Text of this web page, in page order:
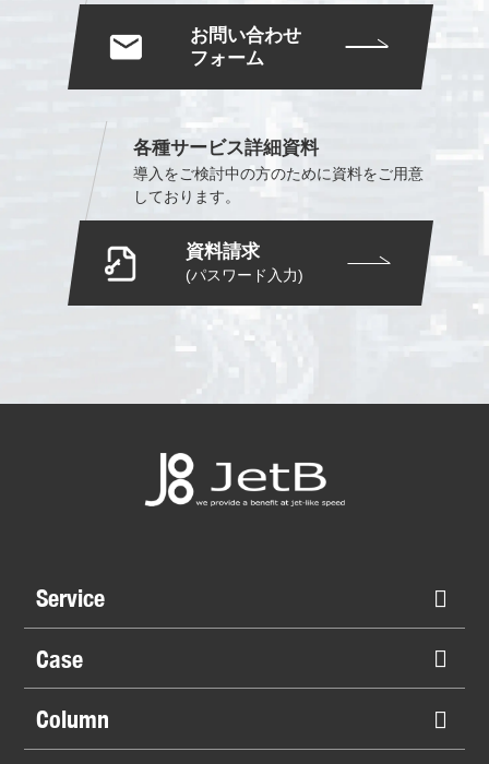
お問い合わせ
フォーム
各種サービス詳細資料
導入をご検討中の方のために資料をご用意
しております。
資料請求
(パスワード入力)
Service
Case
Column